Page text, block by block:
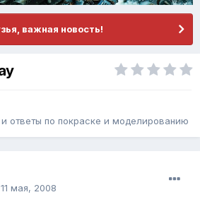
важная новость!
ответы по покраске и моделированию
11 мая, 2008